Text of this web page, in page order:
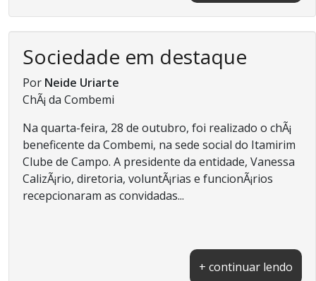
Sociedade em destaque
Por Neide Uriarte
ChÃ¡ da Combemi
Na quarta-feira, 28 de outubro, foi realizado o chÃ¡
beneficente da Combemi, na sede social do Itamirim
Clube de Campo. A presidente da entidade, Vanessa
CalizÃ¡rio, diretoria, voluntÃ¡rias e funcionÃ¡rios
recepcionaram as convidadas...
+ continuar lendo